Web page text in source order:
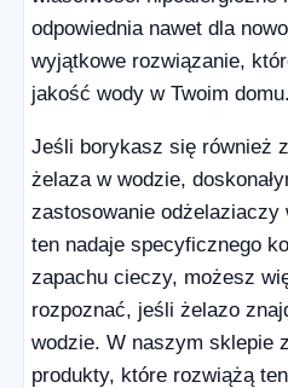
odpowiednia nawet dla
wyjątkowe rozwiązanie,
jakość wody w Twoim domu.
Jeśli borykasz się również
żelaza w wodzie,
zastosowanie odżelaziaczy
ten nadaje specyficznego
zapachu cieczy, możesz
rozpoznać, jeśli żelazo
wodzie. W naszym sklepie
produkty, które rozwiążą